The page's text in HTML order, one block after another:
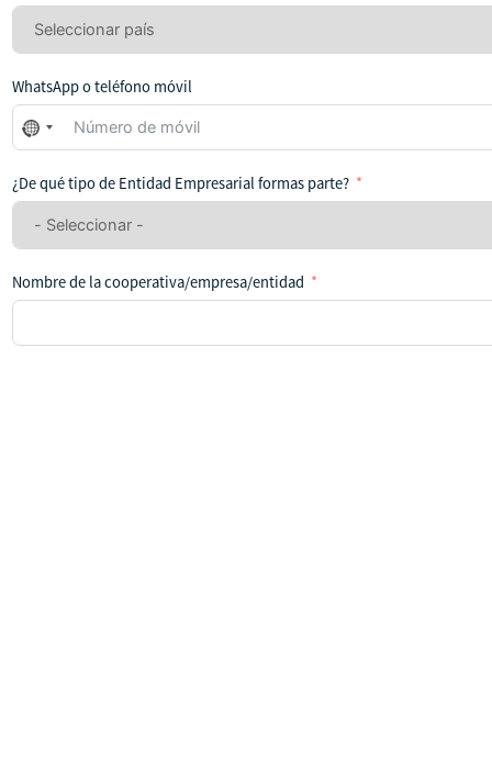
WhatsApp o teléfono móvil
No
se
seleccionado
ningún
¿De qué tipo de Entidad Empresarial formas parte?
Nombre de la cooperativa/empresa/entidad